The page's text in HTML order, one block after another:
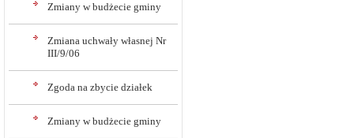
Zmiany w budżecie gminy
Zmiana uchwały własnej Nr
III/9/06
Zgoda na zbycie działek
Zmiany w budżecie gminy